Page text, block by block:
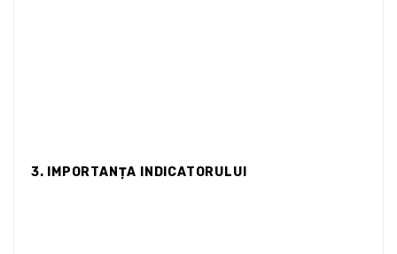
3. IMPORTANȚA INDICATORULUI